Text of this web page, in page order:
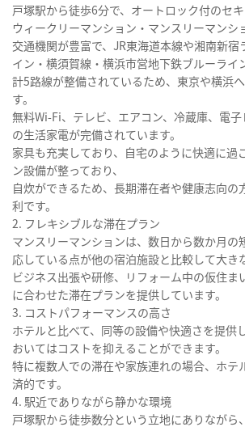
戸塚駅から徒歩6分で、オートロック付のセ
ウィークリーマンション・マンスリーマンシ
交通機関が豊富で、JR東海道本線や湘南新宿
イン・横須賀線・横浜市営地下鉄ブルーライ
計5路線が整備されているため、東京や横浜
す。
無料Wi-Fi、テレビ、エアコン、冷蔵庫、電
の生活家電が完備されています。
家具も充実しており、自宅のように快適に過
ン設備が整っており、
自炊ができるため、長期滞在者や健康志向の
利です。
2. フレキシブルな滞在プラン
マンスリーマンションは、数日から数か月の
応している点が他の宿泊施設と比較して大き
ビジネス出張や研修、リフォーム中の仮住ま
に合わせた滞在プランを提供しています。
3. コストパフォーマンスの高さ
ホテルと比べて、同等の設備や快適さを提供
おいてはコストを抑えることができます。
特に複数人での滞在や家族連れの場合、ホテ
済的です。
4. 駅近でありながら静かな環境
戸塚駅から徒歩数分という立地にありながら